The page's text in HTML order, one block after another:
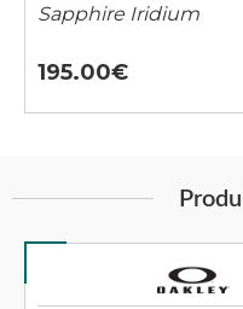
Sapphire Iridium
195.00